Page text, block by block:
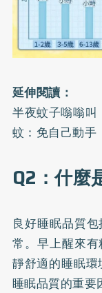
延伸閱讀：
半夜蚊子嗡嗡叫
蚊：免自己動手
Q2：什麼
良好睡眠品質
常。早上醒來
靜舒適的睡眠
睡眠品質的重要